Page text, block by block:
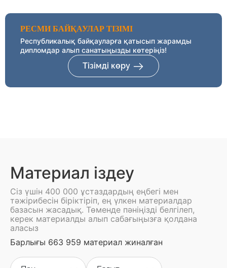
РЕСМИ БАЙҚАУЛАР ТІЗІМІ
Республикалық байқауларға қатысып жарамды
дипломдар алып санатыңызды көтеріңіз!
Тізімді көру
Материал іздеу
Сіз үшін 400 000 ұстаздардың еңбегі мен
тәжірибесін біріктіріп, ең үлкен материалдар
базасын жасадық. Төменде пәніңізді белгілеп,
керек материалды алып сабағыңызға қолдана
аласыз
Барлығы 663 959 материал жиналған